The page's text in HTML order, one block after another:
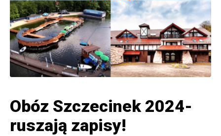
Obóz Szczecinek 2024-
ruszają zapisy!